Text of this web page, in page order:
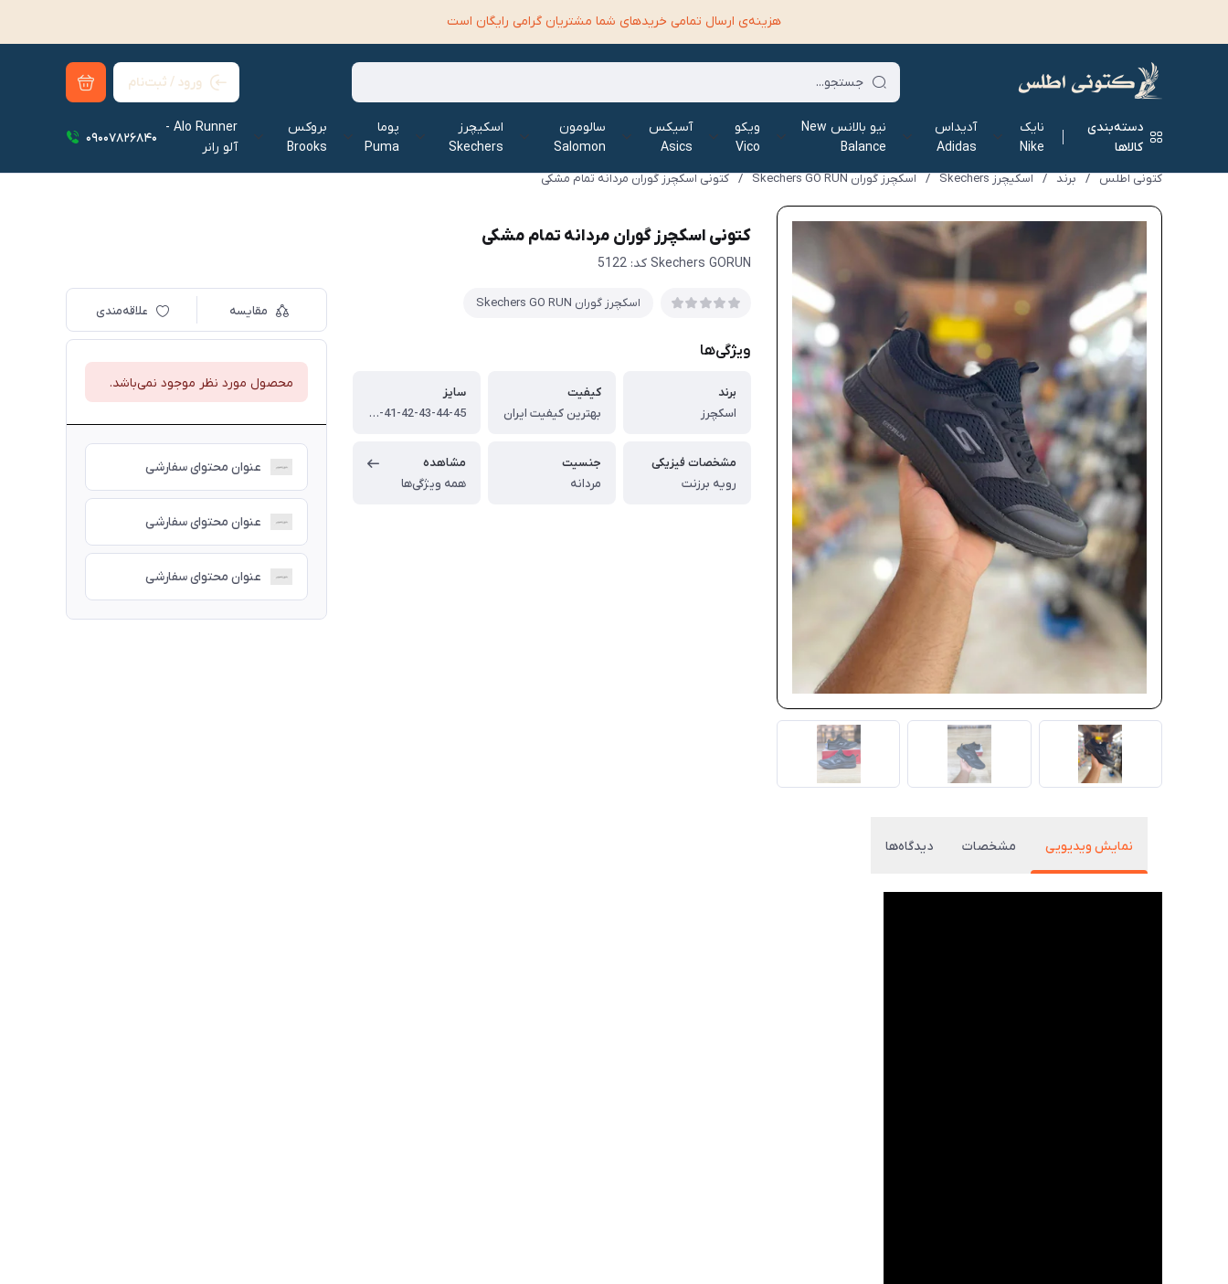
هزینه‌ی ارسال تمامی خرید‌های شما مشتریان گرامی رایگان است
ورود / ثبت‌نام
دسته‌بندی
کالاها
نایک
Nike
آدیداس
Adidas
نیو بالانس New
Balance
ویکو
Vico
آسیکس
Asics
سالومون
Salomon
اسکیچرز
Skechers
پوما
Puma
بروکس
Brooks
Alo Runner -
آلو رانر‌
09007826840
کتونی اطلس / برند / اسکیچرز Skechers / اسکچرز گوران Skechers GO RUN / کتونی اسکچرز گوران مردانه تمام مشکی
کتونی اسکچرز گوران مردانه تمام مشکی
Skechers GORUN کد: 5122
اسکچرز گوران Skechers GO RUN
ویژگی‌ها
برند
اسکچرز
کیفیت
بهترین کیفیت ایران
سایز
40-41-42-43-44-45
مشخصات فیزیکی
رویه برزنت
جنسیت
مردانه
مشاهده
همه ویژگی‌ها
مقایسه علاقه‌مندی
محصول مورد نظر موجود نمی‌باشد.
عنوان محتوای سفارشی
عنوان محتوای سفارشی
عنوان محتوای سفارشی
نمایش ویدیویی مشخصات دیدگاه‌ها